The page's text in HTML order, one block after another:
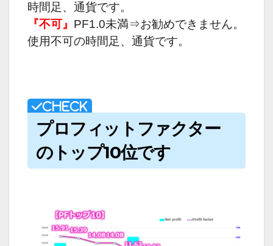
時間足、通貨です。
『不可』 PF1.0未満⇒お勧めできません。
使用不可の時間足、通貨です。
プロフィットファクター
のトップ10位です